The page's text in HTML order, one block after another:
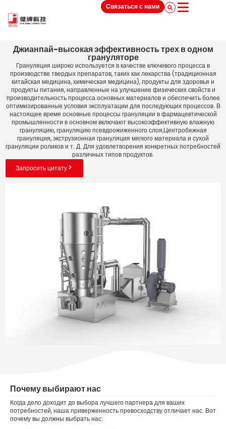
Связаться с нами
Джианпай-высокая эффективность трех в одном
грануляторе
Грануляция широко используется в качестве ключевого процесса в
производстве твердых препаратов, таких как лекарства (традиционная
китайская медицина, химическая медицина), продукты для здоровья и
продукты питания, направленные на улучшение физических свойств и
производительность процесса основных материалов и обеспечить более
оптимизированные условия эксплуатации для последующих процессов. В
настоящее время основные процессы грануляции в фармацевтической
промышленности в основном включают высокоэффективную влажную
грануляцию, грануляцию псевдоожиженного слоя,Центробежная
грануляция, экструзионная грануляция мягкого материала и сухой
грануляции роликов и т. Д. Для удовлетворения конкретных потребностей
различных типов продуктов.
Запросить цитату
Почему выбирают нас
Когда дело доходит до выбора лучшего партнера для ваших
потребностей, наша приверженность превосходству отличает нас. Вот
почему вы должны выбрать нас: